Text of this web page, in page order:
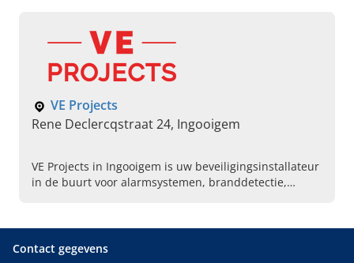
VE Projects
Rene Declercqstraat 24, Ingooigem
VE Projects in Ingooigem is uw beveiligingsinstallateur
in de buurt voor alarmsystemen, branddetectie,
Contact gegevens